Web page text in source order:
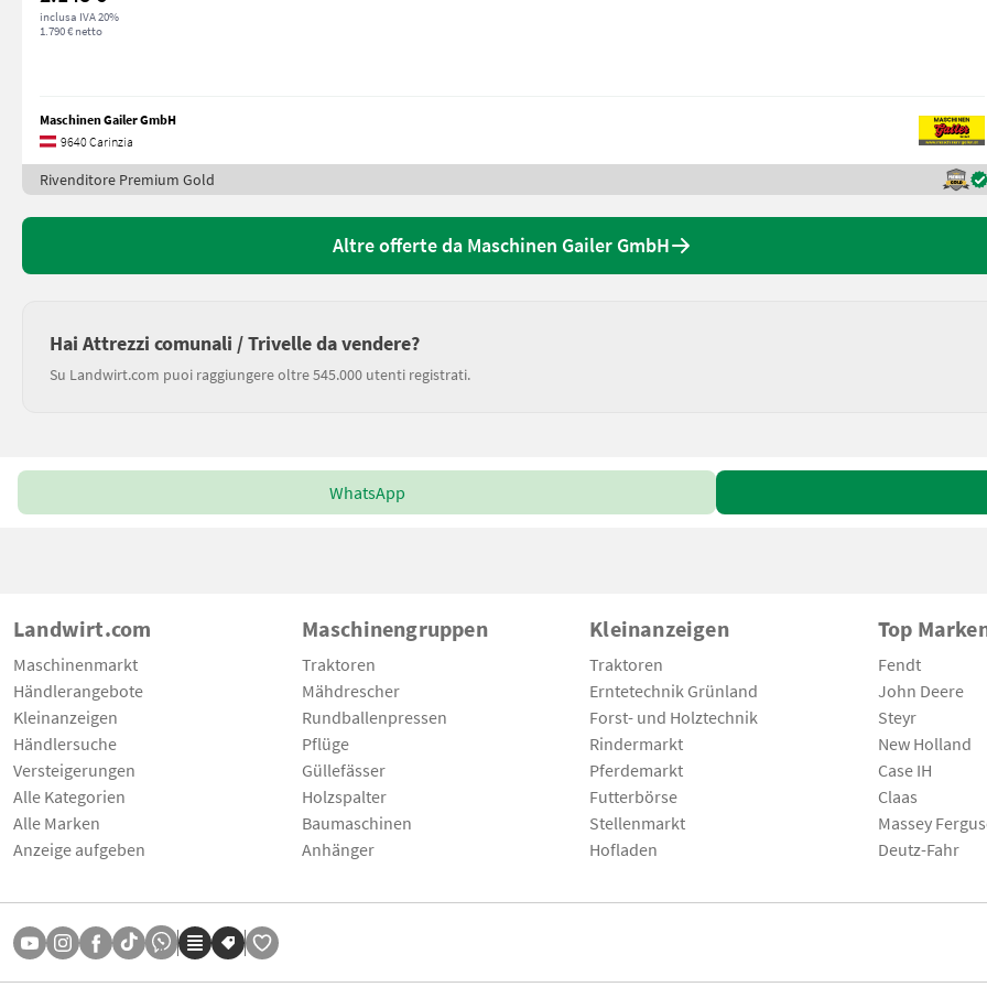
inclusa IVA 20%
1.790 € netto
Maschinen Gailer GmbH
9640 Carinzia
Rivenditore Premium Gold
Altre offerte da Maschinen Gailer GmbH
Hai Attrezzi comunali / Trivelle da vendere?
Su Landwirt.com puoi raggiungere oltre 545.000 utenti registrati.
WhatsApp
Landwirt.com
Maschinenmarkt
Händlerangebote
Kleinanzeigen
Händlersuche
Versteigerungen
Alle Kategorien
Alle Marken
Anzeige aufgeben
Maschinengruppen
Traktoren
Mähdrescher
Rundballenpressen
Pflüge
Güllefässer
Holzspalter
Baumaschinen
Anhänger
Kleinanzeigen
Traktoren
Erntetechnik Grünland
Forst- und Holztechnik
Rindermarkt
Pferdemarkt
Futterbörse
Stellenmarkt
Hofladen
Top
Fendt
John Deere
Steyr
New Holland
Case IH
Claas
Massey
Deutz-Fahr